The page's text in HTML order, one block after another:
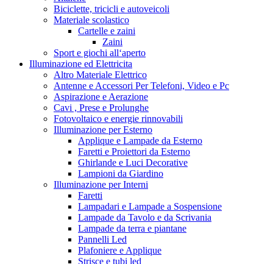
Biciclette, tricicli e autoveicoli
Materiale scolastico
Cartelle e zaini
Zaini
Sport e giochi all‘aperto
Illuminazione ed Elettricita
Altro Materiale Elettrico
Antenne e Accessori Per Telefoni, Video e Pc
Aspirazione e Aerazione
Cavi , Prese e Prolunghe
Fotovoltaico e energie rinnovabili
Illuminazione per Esterno
Applique e Lampade da Esterno
Faretti e Proiettori da Esterno
Ghirlande e Luci Decorative
Lampioni da Giardino
Illuminazione per Interni
Faretti
Lampadari e Lampade a Sospensione
Lampade da Tavolo e da Scrivania
Lampade da terra e piantane
Pannelli Led
Plafoniere e Applique
Strisce e tubi led